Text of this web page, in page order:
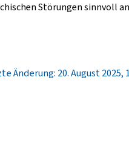
Störungen sinnvoll
Änderung: 20. August 2025,